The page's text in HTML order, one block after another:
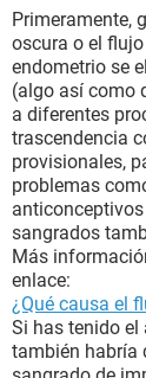
Primeramente,
oscura o el
endometrio se
(algo así como
a diferentes
trascendencia
provisionales,
problemas
sangrados
Más
enlace:
¿Qué causa el
Si has tenido el
también habría